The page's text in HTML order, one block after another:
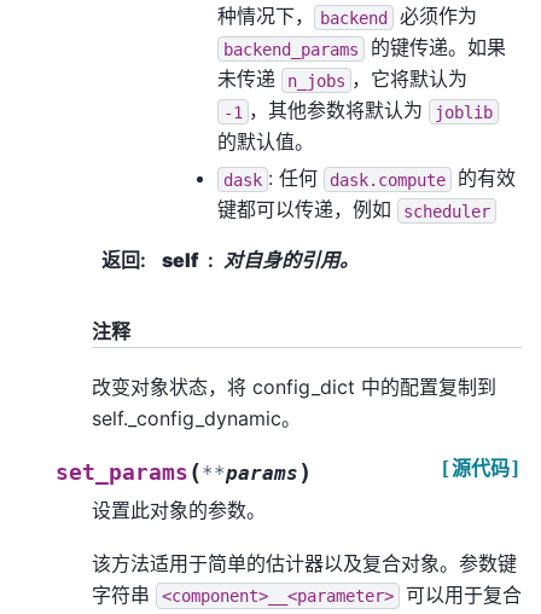
种情况下，
backend 必须作为
backend_params
的键传递。如果
未传递
n_jobs ，它将默认为
-1 ，其他参数将默认为 joblib
的默认值。
dask : 任何 dask.compute
的有效
键都可以传递，例如
scheduler
返回: self 对自身的引用。
注释
改变对象状态，将 config_dict 中的配置复制到
self._config_dynamic。
set_params (**params ) [源代码]
设置此对象的参数。
该方法适用于简单的估计器以及复合对象。参数键
字符串
<component>__<parameter> 可以用于复合